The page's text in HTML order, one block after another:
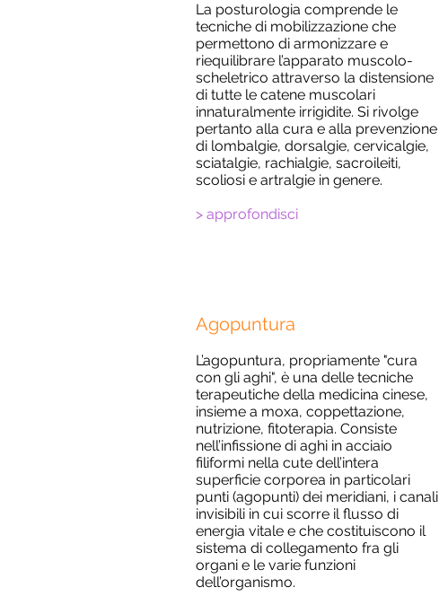
La posturologia comprende le
tecniche di mobilizzazione che
permettono di armonizzare e
riequilibrare l’apparato muscolo-
scheletrico attraverso la distensione
di tutte le catene muscolari
innaturalmente irrigidite. Si rivolge
pertanto alla cura e alla prevenzione
di lombalgie, dorsalgie, cervicalgie,
sciatalgie, rachialgie, sacroileiti,
scoliosi e artralgie in genere.
> approfondisci
Agopuntura
L’agopuntura, propriamente "cura
con gli aghi", è una delle tecniche
terapeutiche della medicina cinese,
insieme a moxa, coppettazione,
nutrizione, fitoterapia. Consiste
nell’infissione di aghi in acciaio
filiformi nella cute dell’intera
superficie corporea in particolari
punti (agopunti) dei meridiani, i canali
invisibili in cui scorre il flusso di
energia vitale e che costituiscono il
sistema di collegamento fra gli
organi e le varie funzioni
dell’organismo.